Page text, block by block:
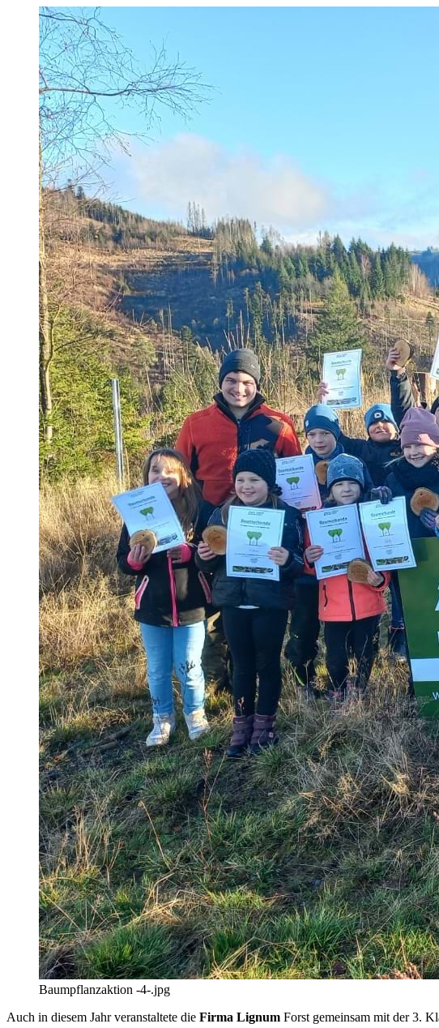
Baumpflanzaktion -4-.jpg
Auch in diesem Jahr veranstaltete die Firma Lignum Forst gemeinsam mit der 3.